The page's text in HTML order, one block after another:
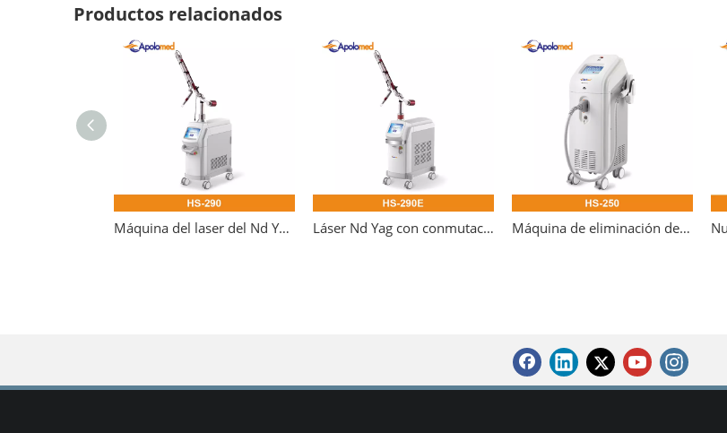
Productos relacionados
Máquina del laser del Nd YAG del retiro 1064nm del tatuaje de HS-290 EO QS Láser Nd Yag con conmutación Q EO Máquina de eliminación de tatuajes con láser Nd Yag Q-Switched vertical